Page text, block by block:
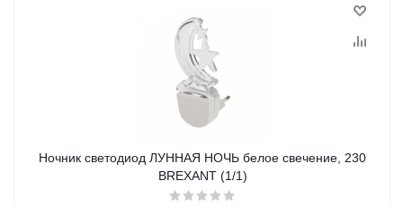
Ночник светодиод ЛУННАЯ НОЧЬ белое свечение, 230
ВREXANT (1/1)